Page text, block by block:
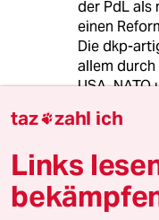
der PdL als
einen
Die dkp-
allem
USA,
Aber es
nicht alle
versehen
taz zahl ich
Links